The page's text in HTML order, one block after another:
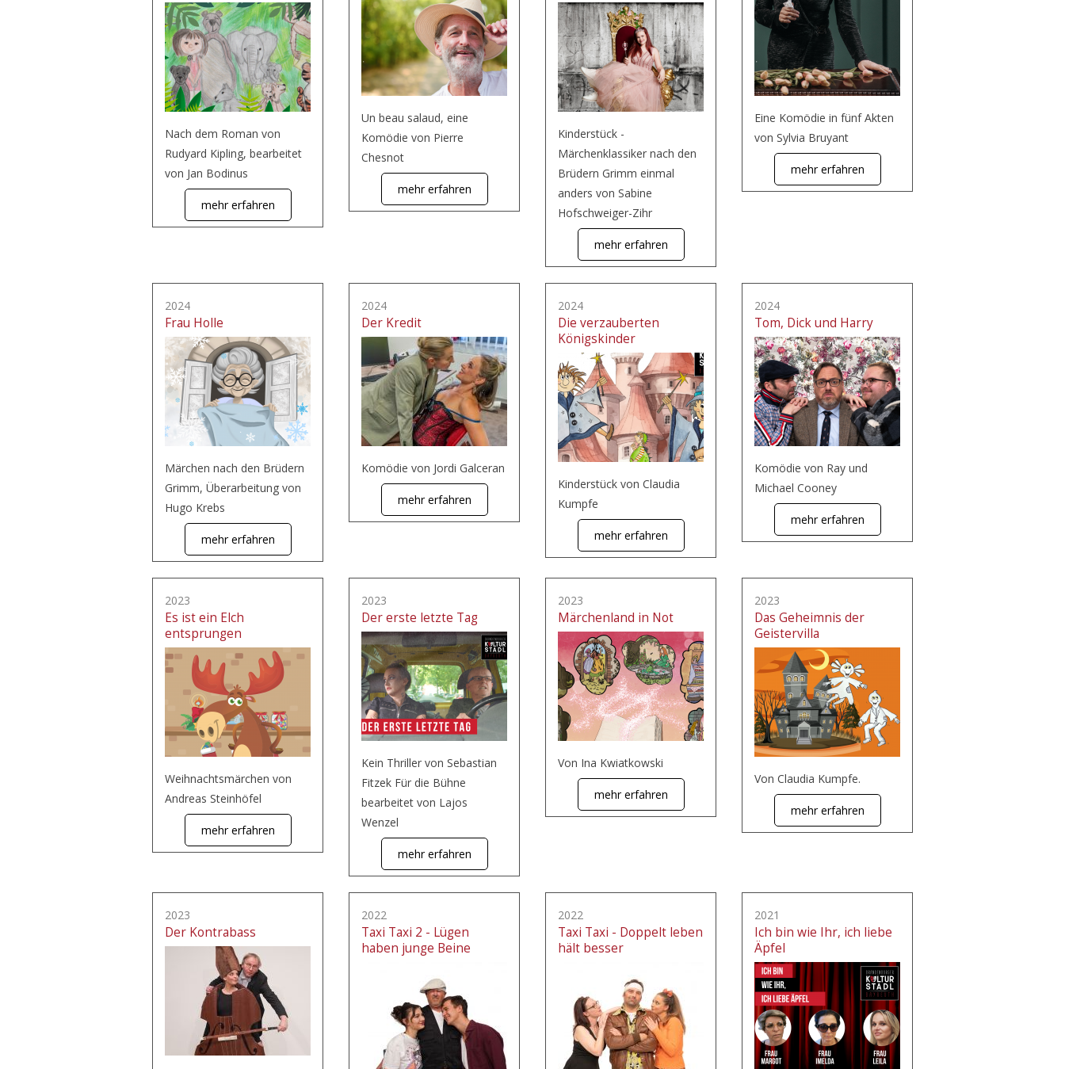
Nach dem Roman von
Rudyard Kipling, bearbeitet
von Jan Bodinus
mehr erfahren
Un beau salaud, eine
Komödie von Pierre
Chesnot
mehr erfahren
Kinderstück -
Märchenklassiker nach den
Brüdern Grimm einmal
anders von Sabine
Hofschweiger-Zihr
mehr erfahren
Eine Komödie in fünf Akten
von Sylvia Bruyant
mehr erfahren
2024
Frau Holle
Märchen nach den Brüdern
Grimm, Überarbeitung von
Hugo Krebs
mehr erfahren
2024
Der Kredit
Komödie von Jordi Galceran
mehr erfahren
2024
Die verzauberten
Königskinder
Kinderstück von Claudia
Kumpfe
mehr erfahren
2024
Tom, Dick und Harry
Komödie von Ray und
Michael Cooney
mehr erfahren
2023
Es ist ein Elch
entsprungen
Weihnachtsmärchen von
Andreas Steinhöfel
mehr erfahren
2023
Der erste letzte Tag
Kein Thriller von Sebastian
Fitzek Für die Bühne
bearbeitet von Lajos
Wenzel
mehr erfahren
2023
Märchenland in Not
Von Ina Kwiatkowski
mehr erfahren
2023
Das Geheimnis der
Geistervilla
Von Claudia Kumpfe.
mehr erfahren
2023
Der Kontrabass
2022
Taxi Taxi 2 - Lügen
haben junge Beine
2022
Taxi Taxi - Doppelt leben
hält besser
2021
Ich bin wie Ihr, ich liebe
Äpfel